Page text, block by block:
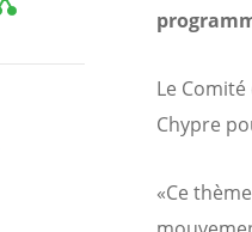
Le
Chypre
«Ce